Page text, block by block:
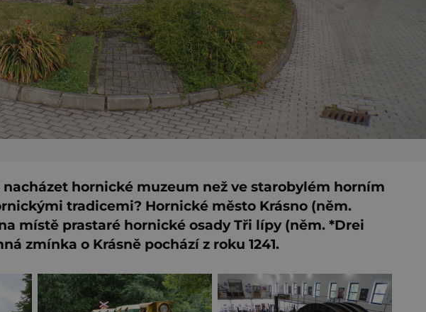
hornické muzeum než ve starobylém horním
tradicemi? Hornické město Krásno (něm.
místě prastaré hornické osady Tři lípy (něm. *Drei
zmínka o Krásně pochází z roku 1241.